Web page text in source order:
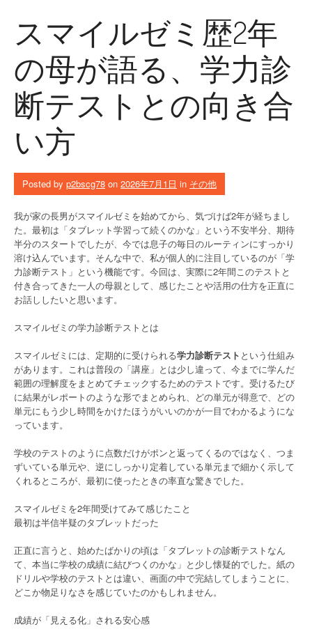
スマイルゼミ歴2年
の母が語る、学力診
断テストとの向き合
い方
Posted by p2bscg78 on 2026年7月1日 in その他
我が家の長男がスマイルゼミを始めてから、気づけば2年が経ちまし
た。最初は「タブレット学習って続くのかな」という不安半分、期待
半分のスタートでしたが、今では息子の毎日のルーティンにすっかり
溶け込んでいます。そんな中で、私が個人的に注目しているのが「学
力診断テスト」という機能です。今回は、実際に2年間このテストと
付き合ってきた一人の母親として、感じたことや活用の仕方を正直に
お話ししたいと思います。
スマイルゼミの学力診断テストとは
スマイルゼミには、定期的に受けられる学力診断テスト という仕組み
があります。これは普段の「講座」とは少し違って、今までに学んだ
範囲の理解度をまとめてチェックするためのテストです。受けるたび
に結果がレポートのような形でまとめられ、どの単元が得意で、どの
単元にもう少し時間をかけたほうがいいのかが一目でわかるようにな
っています。
学校のテストのように点数だけがポンと返ってくるのではなく、つま
ずいている単元や、逆にしっかり定着している単元まで細かく示して
くれるところが、最初に使ったときの率直な驚きでした。
スマイルゼミを2年間受けてみて感じたこと
最初は半信半疑のタブレットだった
正直に言うと、始めたばかりの頃は「タブレットの診断テストなん
て、本当に学校の成績に結びつくのかな」と少し懐疑的でした。紙の
ドリルや学校のテストとは違い、画面の中で完結してしまうことに、
どこか物足りなさを感じていたのかもしれません。
成績が「見える化」される安心感